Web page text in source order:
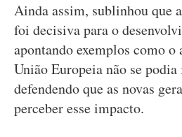
Ainda assim, sublinhou que
foi decisiva para o
apontando exemplos como o
União Europeia não se
defendendo que as novas
perceber esse impacto.